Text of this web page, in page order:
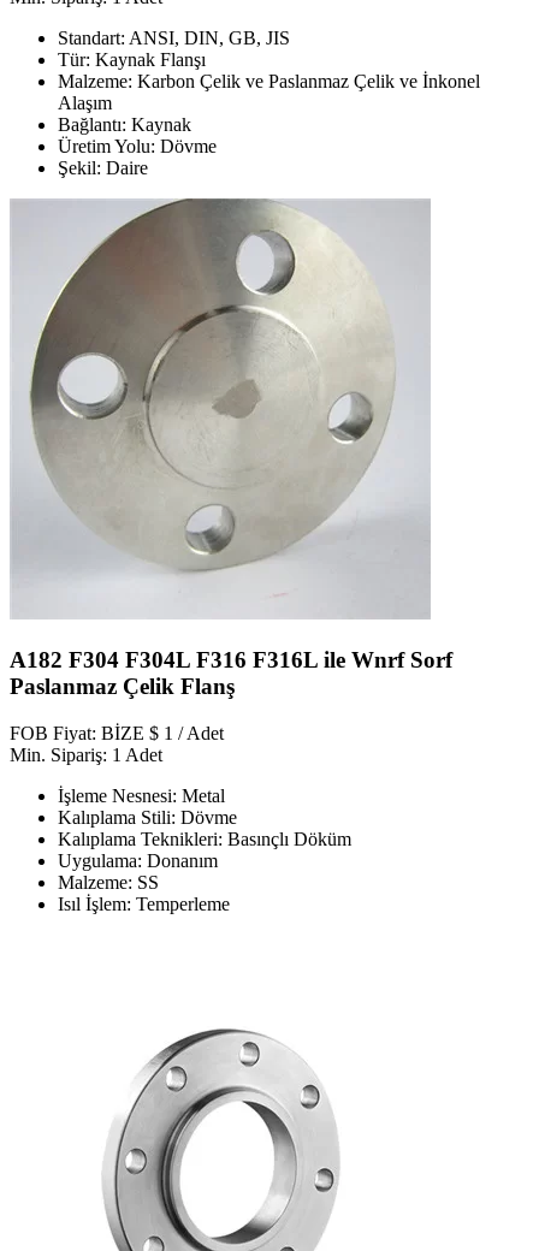
Standart: ANSI, DIN, GB, JIS
Tür: Kaynak Flanşı
Malzeme: Karbon Çelik ve Paslanmaz Çelik ve İnkonel
Alaşım
Bağlantı: Kaynak
Üretim Yolu: Dövme
Şekil: Daire
A182 F304 F304L F316 F316L ile Wnrf Sorf
Paslanmaz Çelik Flanş
FOB Fiyat: BİZE $ 1 / Adet
Min. Sipariş: 1 Adet
İşleme Nesnesi: Metal
Kalıplama Stili: Dövme
Kalıplama Teknikleri: Basınçlı Döküm
Uygulama: Donanım
Malzeme: SS
Isıl İşlem: Temperleme